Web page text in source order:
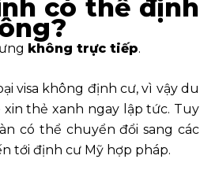
có thể định
không trực tiếp.
visa không định cư, vì vậy du
xin thẻ xanh ngay lập tức. Tuy
có thể chuyển đổi sang các
tới định cư Mỹ hợp pháp.